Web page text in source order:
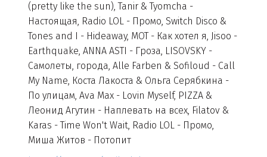
(pretty like the sun), Tanir & Tyomcha -
Настоящая, Radio LOL - Промо, Switch Disco &
Tones and I - Hideaway, МОТ - Как хотел я, Jisoo -
Earthquake, ANNA ASTI - Гроза, LISOVSKY -
Самолеты, города, Alle Farben & Sofiloud - Call
My Name, Коста Лакоста & Ольга Серябкина -
По улицам, Ava Max - Lovin Myself, PIZZA &
Леонид Агутин - Наплевать на всех, Filatov &
Karas - Time Won't Wait, Radio LOL - Промо,
Миша Житов - Потопит